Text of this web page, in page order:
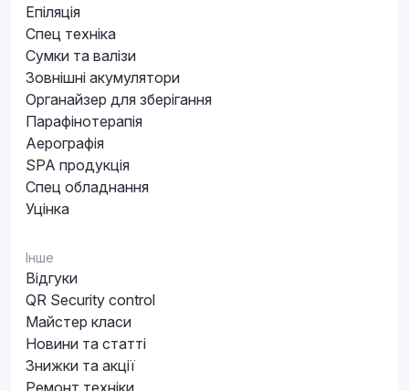
Епіляція
Спец техніка
Сумки та валізи
Зовнішні акумулятори
Органайзер для зберігання
Парафінотерапія
Аерографія
SPA продукція
Спец обладнання
Уцінка
Інше
Відгуки
QR Security control
Майстер класи
Новини та статті
Знижки та акції
Ремонт техніки